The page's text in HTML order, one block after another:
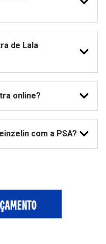
de Lala
online?
com a PSA?